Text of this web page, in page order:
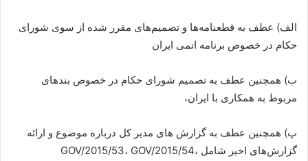
الف) عطف به قطعنامه‌ها و تصمیم‌های مقرر شده از سوی شورای
حکام در خصوص برنامه اتمی ایران
ب) همچنین عطف به تصمیم شورای حکام در خصوص بندهای
مربوط به همکاری با ایران،
پ) همچنین عطف به گزارش های مدیر کل درباره موضوع و ارائه
گزارش‌های اخیر شامل GOV/2015/53، GOV/2015/54،